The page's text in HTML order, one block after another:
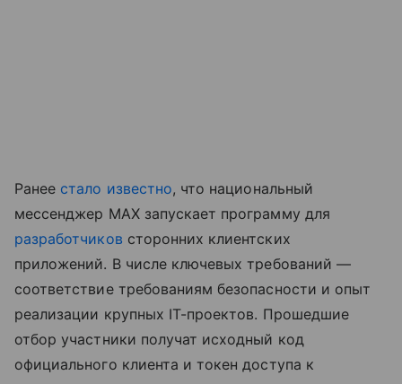
Ранее стало известно, что национальный
мессенджер MAX запускает программу для
разработчиков сторонних клиентских
приложений. В числе ключевых требований —
соответствие требованиям безопасности и опыт
реализации крупных IT-проектов. Прошедшие
отбор участники получат исходный код
официального клиента и токен доступа к